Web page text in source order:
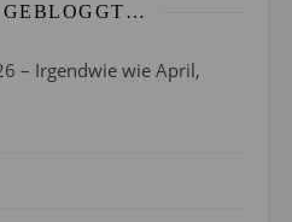
– Irgendwie wie April,